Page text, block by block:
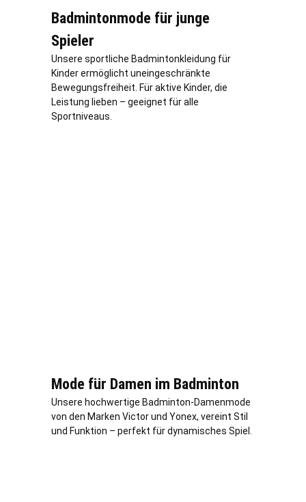
Badmintonmode für junge
Spieler
Unsere sportliche Badmintonkleidung für
Kinder ermöglicht uneingeschränkte
Bewegungsfreiheit. Für aktive Kinder, die
Leistung lieben – geeignet für alle
Sportniveaus.
Mode für Damen im Badminton
Unsere hochwertige Badminton-Damenmode
von den Marken Victor und Yonex, vereint Stil
und Funktion – perfekt für dynamisches Spiel.